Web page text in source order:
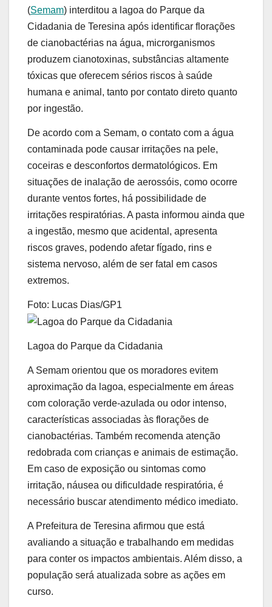
(Semam) interditou a lagoa do Parque da
Cidadania de Teresina após identificar florações
de cianobactérias na água, microrganismos
produzem cianotoxinas, substâncias altamente
tóxicas que oferecem sérios riscos à saúde
humana e animal, tanto por contato direto quanto
por ingestão.
De acordo com a Semam, o contato com a água
contaminada pode causar irritações na pele,
coceiras e desconfortos dermatológicos. Em
situações de inalação de aerossóis, como ocorre
durante ventos fortes, há possibilidade de
irritações respiratórias. A pasta informou ainda que
a ingestão, mesmo que acidental, apresenta
riscos graves, podendo afetar fígado, rins e
sistema nervoso, além de ser fatal em casos
extremos.
Foto: Lucas Dias/GP1
Lagoa do Parque da Cidadania
A Semam orientou que os moradores evitem
aproximação da lagoa, especialmente em áreas
com coloração verde-azulada ou odor intenso,
características associadas às florações de
cianobactérias. Também recomenda atenção
redobrada com crianças e animais de estimação.
Em caso de exposição ou sintomas como
irritação, náusea ou dificuldade respiratória, é
necessário buscar atendimento médico imediato.
A Prefeitura de Teresina afirmou que está
avaliando a situação e trabalhando em medidas
para conter os impactos ambientais. Além disso, a
população será atualizada sobre as ações em
curso.